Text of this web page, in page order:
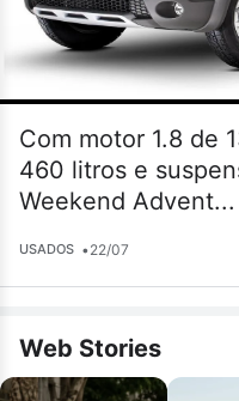
Com motor 1.8 de
460 litros e
Weekend Advent...
USADOS •22/07
Web Stories